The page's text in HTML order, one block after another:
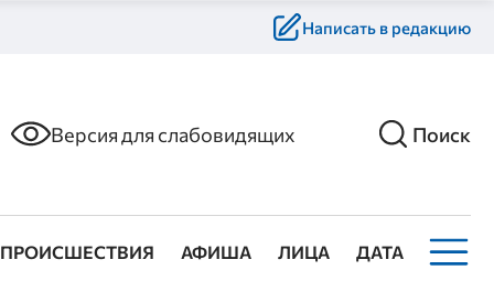
Написать в редакцию
Версия для слабовидящих Поиск
ПРОИСШЕСТВИЯ АФИША ЛИЦА ДАТА